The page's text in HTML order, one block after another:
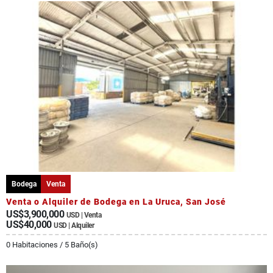
Bodega Venta
Venta o Alquiler de Bodega en La Uruca, San José
US$3,900,000 USD | Venta
US$40,000 USD | Alquiler
0 Habitaciones / 5 Baño(s)